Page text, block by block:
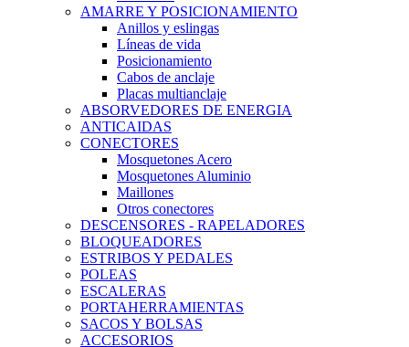
AMARRE Y POSICIONAMIENTO
Anillos y eslingas
Líneas de vida
Posicionamiento
Cabos de anclaje
Placas multianclaje
ABSORVEDORES DE ENERGIA
ANTICAIDAS
CONECTORES
Mosquetones Acero
Mosquetones Aluminio
Maillones
Otros conectores
DESCENSORES - RAPELADORES
BLOQUEADORES
ESTRIBOS Y PEDALES
POLEAS
ESCALERAS
PORTAHERRAMIENTAS
SACOS Y BOLSAS
ACCESORIOS